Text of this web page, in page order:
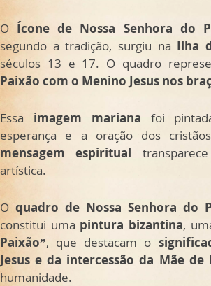
O Ícone de Nossa Senhora do
segundo a tradição, surgiu na Ilha
séculos 13 e 17. O quadro
Paixão com o Menino Jesus nos
Essa imagem mariana foi
esperança e a oração dos
mensagem espiritual
artística.
O quadro de Nossa Senhora do
constitui uma pintura bizantina,
Paixão”, que destacam o
Jesus e da intercessão da Mãe de
humanidade.